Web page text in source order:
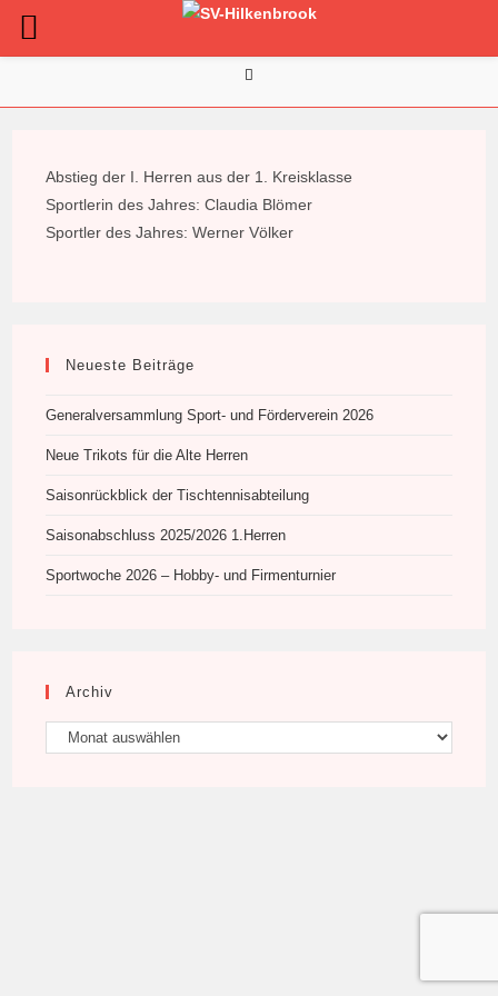
Abstieg der I. Herren aus der 1. Kreisklasse
Sportlerin des Jahres: Claudia Blömer
Sportler des Jahres: Werner Völker
Neueste Beiträge
Generalversammlung Sport- und Förderverein 2026
Neue Trikots für die Alte Herren
Saisonrückblick der Tischtennisabteilung
Saisonabschluss 2025/2026 1.Herren
Sportwoche 2026 – Hobby- und Firmenturnier
Archiv
Archiv